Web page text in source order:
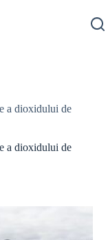
a dioxidului de
a dioxidului de